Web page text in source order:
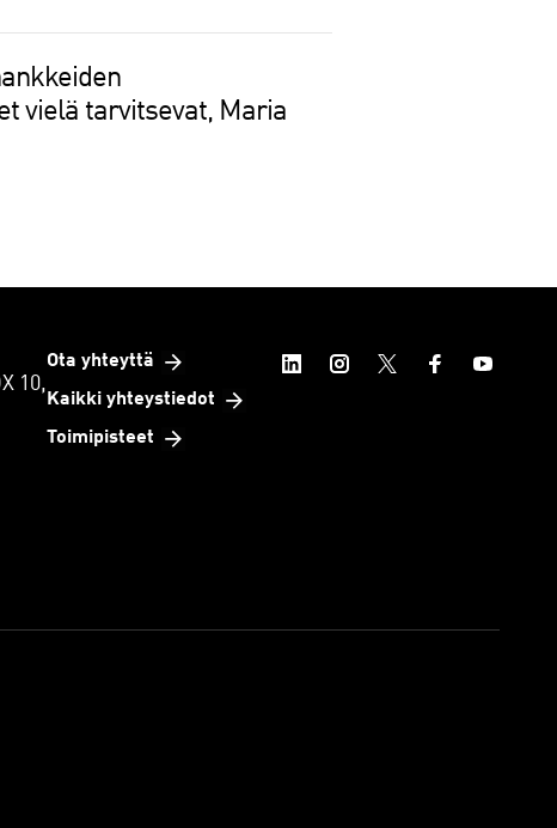
vielä tarvitsevat, Maria
10,
Ota yhteyttä
Kaikki yhteystiedot
Toimipisteet